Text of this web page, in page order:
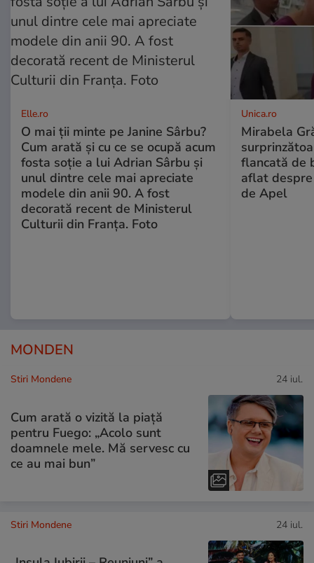
Elle.ro
O mai ții minte pe Janine Sârbu?
Cum arată și cu ce se ocupă acum
fosta soție a lui Adrian Sârbu și
unul dintre cele mai apreciate
modele din anii 90. A fost
decorată recent de Ministerul
Culturii din Franța. Foto
Unica.ro
Mirabela
flancată de
aflat
de Apel
MONDEN
Stiri Mondene 24 iul.
Cum arată o vizită la piață
pentru Fuego: „Acolo sunt
doamnele mele. Mă servesc cu
ce au mai bun”
Stiri Mondene 24 iul.